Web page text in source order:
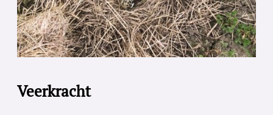
Veerkracht